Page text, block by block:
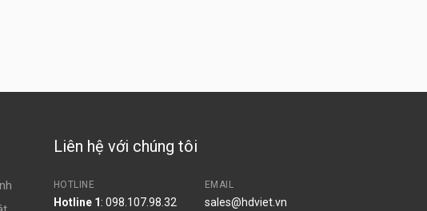
Liên hệ với chúng tôi
HOTLINE
Hotline 1 : 098.107.98.32
EMAIL
sales@hdviet.vn